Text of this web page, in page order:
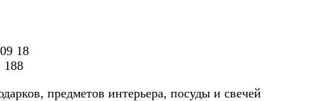
18
188
предметов интерьера, посуды и свечей